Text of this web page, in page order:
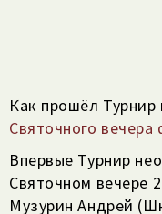
Как прошёл Турнир
Святочного
Впервые Турнир
Святочном вечере
Музурин Андрей